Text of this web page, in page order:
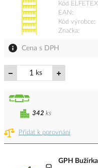
Kód ELFETEX
EAN
Kód výrobce
Značka
Cena s DPH
ks
Přidat k porovnání
342 ks
GPH